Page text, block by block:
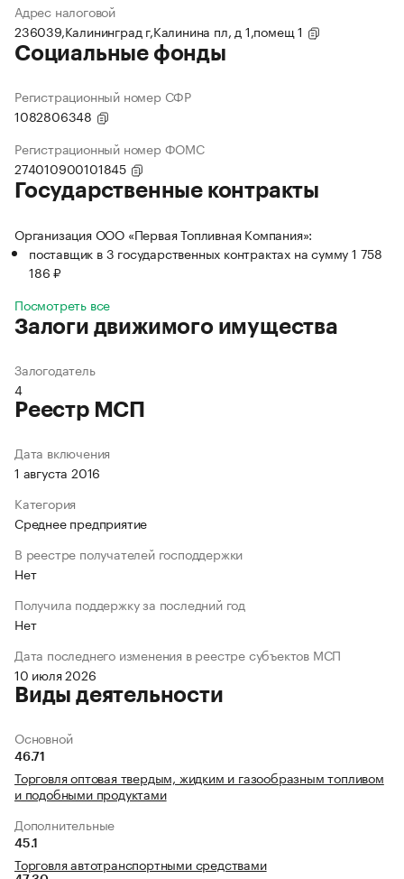
Адрес налоговой
236039,Калининград г,Калинина пл, д 1,помещ 1
Социальные фонды
Регистрационный номер СФР
1082806348
Регистрационный номер ФОМС
274010900101845
Государственные контракты
Организация ООО «Первая Топливная Компания»:
поставщик в 3 государственных контрактах на сумму 1 758
186 ₽
Посмотреть все
Залоги движимого имущества
Залогодатель
4
Реестр МСП
Дата включения
1 августа 2016
Категория
Среднее предприятие
В реестре получателей господдержки
Нет
Получила поддержку за последний год
Нет
Дата последнего изменения в реестре субъектов МСП
10 июля 2026
Виды деятельности
Основной
46.71
Торговля оптовая твердым, жидким и газообразным топливом
и подобными продуктами
Дополнительные
45.1
Торговля автотранспортными средствами